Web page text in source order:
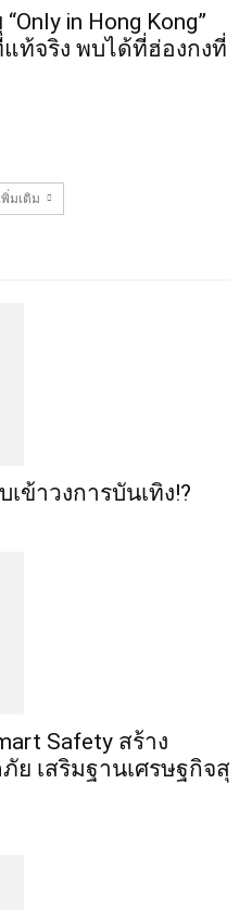
in Hong Kong”
ท้จริง พบได้ที่ฮ่องกงที่
มเติม
ข้าวงการบันเทิง!?
Safety สร้าง
เสริมฐานเศรษฐกิจสุ